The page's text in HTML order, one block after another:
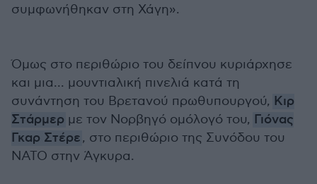
συμφωνήθηκαν στη Χάγη».
Όμως στο περιθώριο του δείπνου κυριάρχησε
και μια... μουντιαλική πινελιά κατά τη
συνάντηση του Βρετανού πρωθυπουργού, Κιρ
Στάρμερ με τον Νορβηγό ομόλογό του, Γιόνας
Γκαρ Στέρε, στο περιθώριο της Συνόδου του
ΝΑΤΟ στην Άγκυρα.